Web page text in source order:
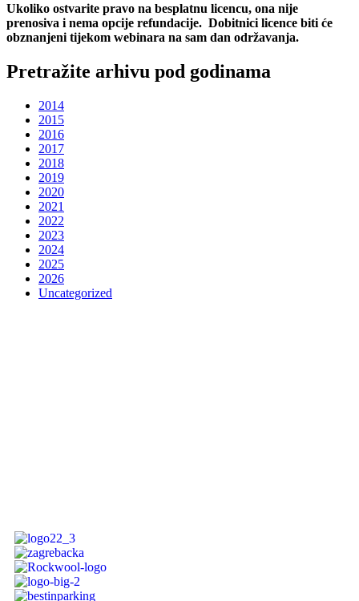
Ukoliko ostvarite pravo na besplatnu licencu, ona nije
prenosiva i nema opcije refundacije. Dobitnici licence biti će
obznanjeni tijekom webinara na sam dan održavanja.
Pretražite arhivu pod godinama
2014
2015
2016
2017
2018
2019
2020
2021
2022
2023
2024
2025
2026
Uncategorized